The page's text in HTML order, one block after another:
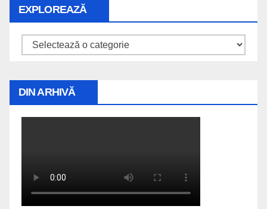
EXPLOREAZĂ
Explorează
DIN ARHIVĂ